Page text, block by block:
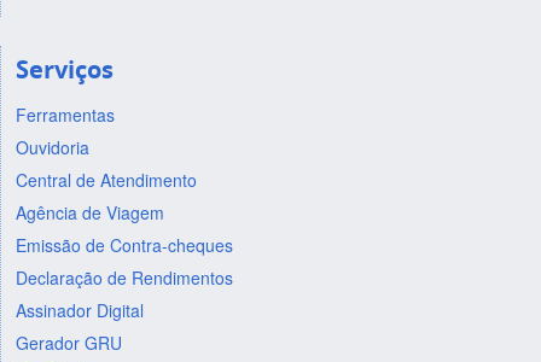
Serviços
Ferramentas
Ouvidoria
Central de Atendimento
Agência de Viagem
Emissão de Contra-cheques
Declaração de Rendimentos
Assinador Digital
Gerador GRU